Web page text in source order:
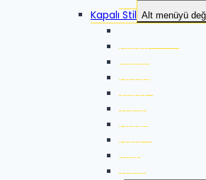
Kapalı Stil Alt menüyü
Guard
Rovac
Ocelot
Volca
Torna
Quake
Zero
Strike
Torna 2